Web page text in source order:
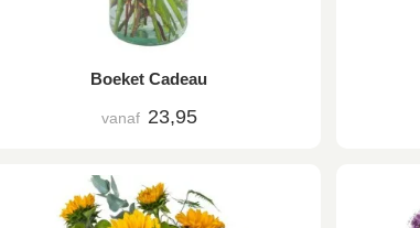
Boeket Cadeau
vanaf 23,95